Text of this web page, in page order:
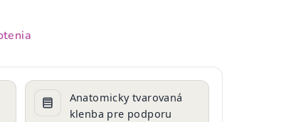
Anatomicky tvarovaná
klenba pre podporu